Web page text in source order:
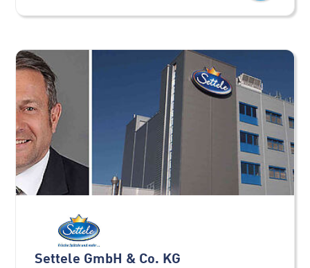
Settele GmbH & Co. KG